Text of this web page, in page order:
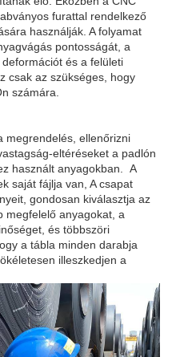
furattal rendelkező
használják. A folyamat
pontosságát, a
és a felületi
csak az szükséges, hogy
számára.
megrendelés, ellenőrizni
eltéréseket a padlón
használt anyagokban. A
saját fájlja van, A csapat
gondosan kiválasztja az
megfelelő anyagokat, a
és többszöri
a tábla minden darabja
illeszkedjen a